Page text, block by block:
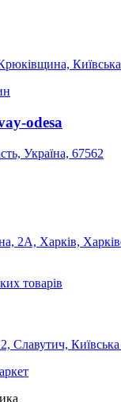
odesa
Україна, 67562
2А, Харків,
товарів
Славутич, Київська